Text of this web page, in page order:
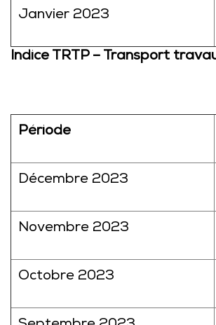
Janvier 2023
Indice TRTP – Transport
Période
Décembre 2023
Novembre 2023
Octobre 2023